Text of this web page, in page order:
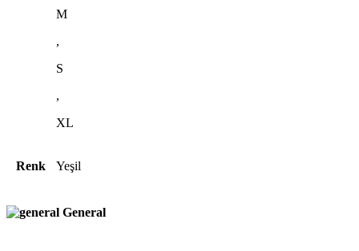
M
,
S
,
XL
Renk Yeşil
General